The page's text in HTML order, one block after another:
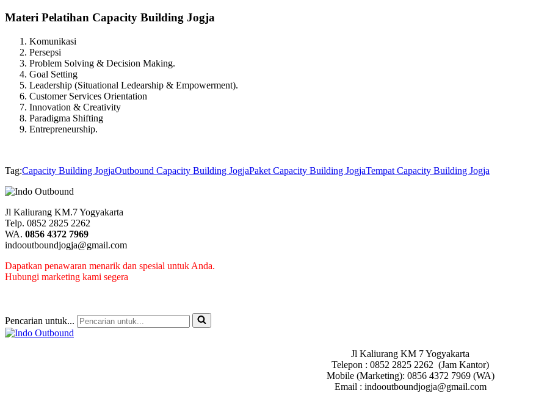
Materi Pelatihan Capacity Building Jogja
Komunikasi
Persepsi
Problem Solving & Decision Making.
Goal Setting
Leadership (Situational Ledearship & Empowerment).
Customer Services Orientation
Innovation & Creativity
Paradigma Shifting
Entrepreneurship.
Tag:Capacity Building JogjaOutbound Capacity Building JogjaPaket Capacity Building JogjaTempat Capacity Building Jogja
Jl Kaliurang KM.7 Yogyakarta
Telp. 0852 2825 2262
WA. 0856 4372 7969
indooutboundjogja@gmail.com
Dapatkan penawaran menarik dan spesial untuk Anda.
Hubungi marketing kami segera
Pencarian untuk...
Jl Kaliurang KM 7 Yogyakarta
Telepon : 0852 2825 2262 (Jam Kantor)
Mobile (Marketing): 0856 4372 7969 (WA)
Email : indooutboundjogja@gmail.com